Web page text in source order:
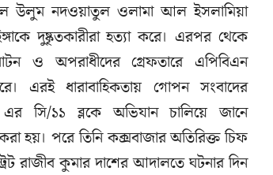
উলুম নদওয়াতুল ওলামা আল ইসলামিয়া
দুষ্কৃতকারীরা হত্যা করে। এরপর থেকে
ও অপরাধীদের গ্রেফতারে এপিবিএন
এরই ধারাবাহিকতায় গোপন সংবাদের
এর সি/১১ ব্লকে অভিযান চালিয়ে জানে
হয়। পরে তিনি কক্সবাজার অতিরিক্ত চিফ
রাজীব কুমার দাশের আদালতে ঘটনার দিন